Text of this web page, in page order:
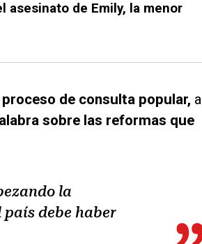
asesinato de Emily, la menor
de consulta popular, a
sobre las reformas que
la
debe haber